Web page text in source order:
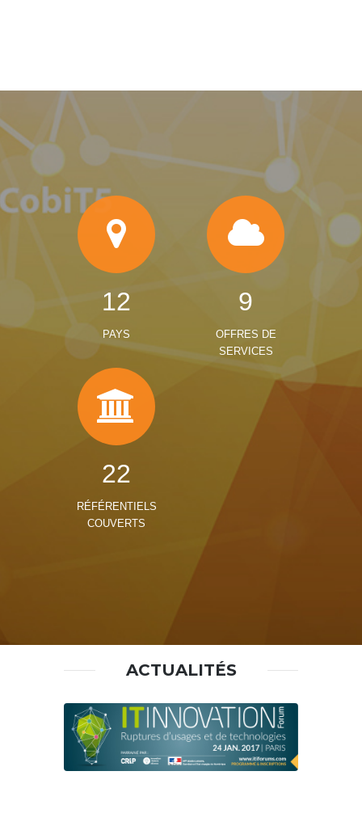
12
PAYS
9
OFFRES DE
SERVICES
22
RÉFÉRENTIELS
COUVERTS
ACTUALITÉS